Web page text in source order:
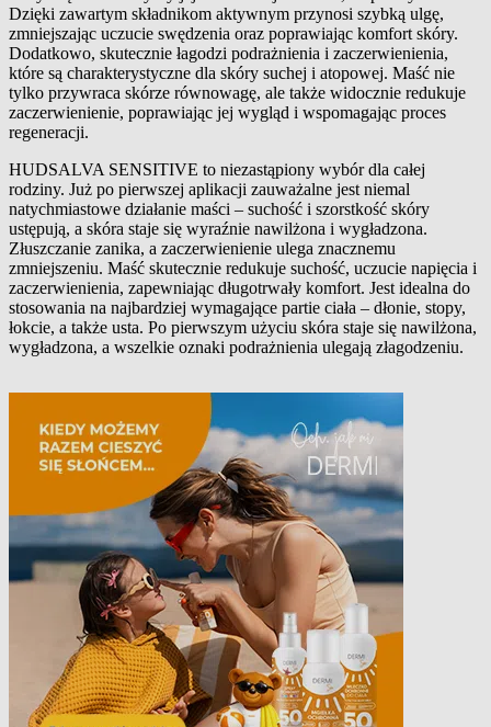
Dzięki zawartym składnikom aktywnym przynosi szybką ulgę,
zmniejszając uczucie swędzenia oraz poprawiając komfort skóry.
Dodatkowo, skutecznie łagodzi podrażnienia i zaczerwienienia,
które są charakterystyczne dla skóry suchej i atopowej. Maść nie
tylko przywraca skórze równowagę, ale także widocznie redukuje
zaczerwienienie, poprawiając jej wygląd i wspomagając proces
regeneracji.
HUDSALVA SENSITIVE to niezastąpiony wybór dla całej
rodziny. Już po pierwszej aplikacji zauważalne jest niemal
natychmiastowe działanie maści – suchość i szorstkość skóry
ustępują, a skóra staje się wyraźnie nawilżona i wygładzona.
Złuszczanie zanika, a zaczerwienienie ulega znacznemu
zmniejszeniu. Maść skutecznie redukuje suchość, uczucie napięcia i
zaczerwienienia, zapewniając długotrwały komfort. Jest idealna do
stosowania na najbardziej wymagające partie ciała – dłonie, stopy,
łokcie, a także usta. Po pierwszym użyciu skóra staje się nawilżona,
wygładzona, a wszelkie oznaki podrażnienia ulegają złagodzeniu.